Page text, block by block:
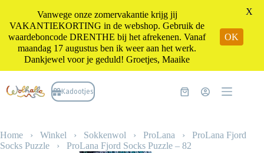
naar
de
Kadootjes Winkelwagen
Home › Winkel › Sokkenwol › ProLana › ProLana Fjord
Socks Puzzle › ProLana Fjord Socks Puzzle – 82
Vanwege onze zomervakantie krijg jij
VAKANTIEKORTING in de webshop. Gebruik de
waardeboncode DRENTHE bij het afrekenen. Vanaf
maandag 17 augustus ben ik weer aan het werk.
Dankjewel voor je geduld! Groetjes, Maaike
OK
X